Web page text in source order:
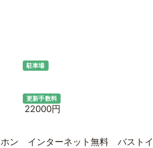
駐車場
更新手数料
22000円
ン インターネット無料 バストイ